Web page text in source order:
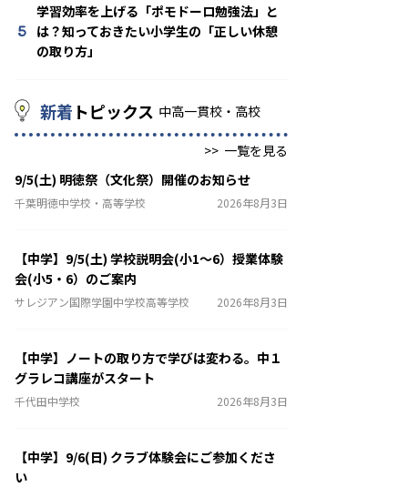
5
学習効率を上げる「ポモドーロ勉強法」と
は？知っておきたい小学生の「正しい休憩
の取り方」
新着 トピックス 中高一貫校・高校
>> 一覧を見る
9/5(土) 明徳祭（文化祭）開催のお知らせ
千葉明徳中学校・高等学校 2026年8月3日
【中学】9/5(土) 学校説明会(小1～6）授業体験
会(小5・6）のご案内
サレジアン国際学園中学校高等学校 2026年8月3日
【中学】ノートの取り方で学びは変わる。中１
グラレコ講座がスタート
千代田中学校 2026年8月3日
【中学】9/6(日) クラブ体験会にご参加くださ
い